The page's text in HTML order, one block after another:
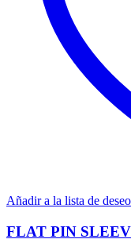
Añadir a la lista de
FLAT PIN